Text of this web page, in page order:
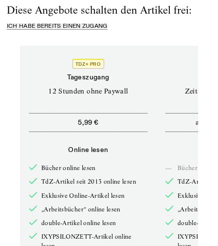
Diese Angebote schalten den Artikel frei:
ICH HABE BEREITS EINEN ZUGANG
TDZ+ PRO
Tageszugang
12 Stunden ohne Paywall
5,99 €
Online lesen
Bücher online lesen
TdZ-Artikel seit 2013 online lesen
Exklusive Online-Artikel lesen
„Arbeitsbücher“ online lesen
double-Artikel online lesen
IXYPSILONZETT-Artikel online
ab
—
Bücher online
TdZ-Artikel
Exklusive
double-